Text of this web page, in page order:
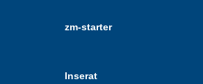
zm-starter
Inserat